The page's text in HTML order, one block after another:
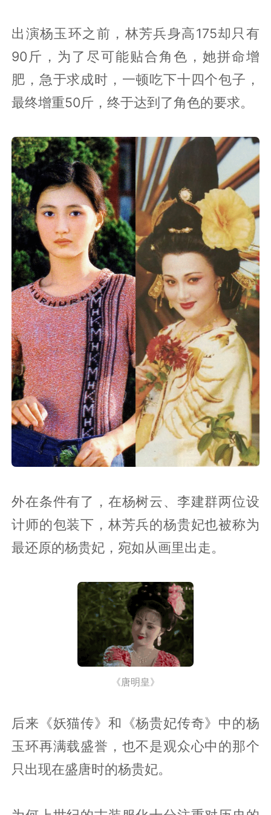
出演杨玉环之前，林芳兵身高175却只有
90斤，为了尽可能贴合角色，她拼命增
肥，急于求成时，一顿吃下十四个包子，
最终增重50斤，终于达到了角色的要求。
外在条件有了，在杨树云、李建群两位设
计师的包装下，林芳兵的杨贵妃也被称为
最还原的杨贵妃，宛如从画里出走。
《唐明皇》
后来《妖猫传》和《杨贵妃传奇》中的杨
玉环再满载盛誉，也不是观众心中的那个
只出现在盛唐时的杨贵妃。